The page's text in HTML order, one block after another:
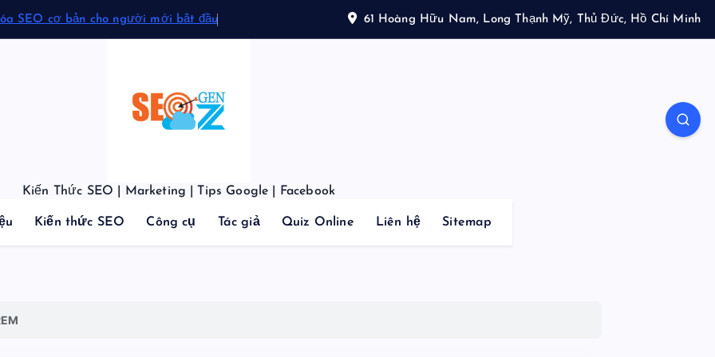
SEO cơ bản cho người mới bắt đầu 61 Hoàng Hữu Nam, Long Thạnh Mỹ, Thủ Đức, Hồ Chí Minh
Kiến Thức SEO | Marketing | Tips Google | Facebook
Kiến thức SEO Công cụ Tác giả Quiz Online Liên hệ Sitemap